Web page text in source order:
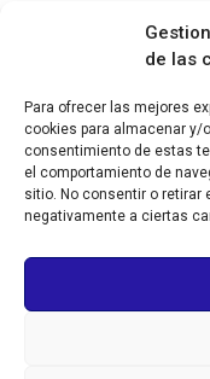
de las
Para ofrecer las mejores
cookies para almacenar y/
consentimiento de estas
el comportamiento de
sitio. No consentir o retirar
negativamente a ciertas
Más
de
Brew
relojes
cafetería